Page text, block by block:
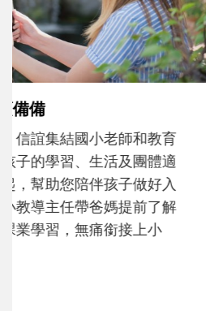
和孩子一起長大的那個
不同模樣
沒有人天生就擅長當爸爸
次「前所未有」的體驗中
大。從給予安全感的肢體
主、角色認同及解決問題